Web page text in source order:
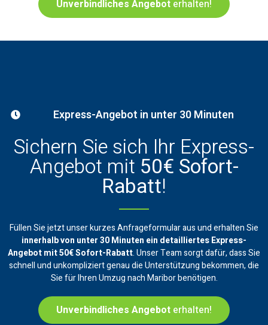
Unverbindliches Angebot erhalten!
Express-Angebot in unter 30 Minuten
Sichern Sie sich Ihr Express-
Angebot mit 50€ Sofort-
Rabatt!
Füllen Sie jetzt unser kurzes Anfrageformular aus und erhalten Sie
innerhalb von unter 30 Minuten ein detailliertes Express-
Angebot mit 50€ Sofort-Rabatt. Unser Team sorgt dafür, dass Sie
schnell und unkompliziert genau die Unterstützung bekommen, die
Sie für Ihren Umzug nach Maribor benötigen.
Unverbindliches Angebot erhalten!